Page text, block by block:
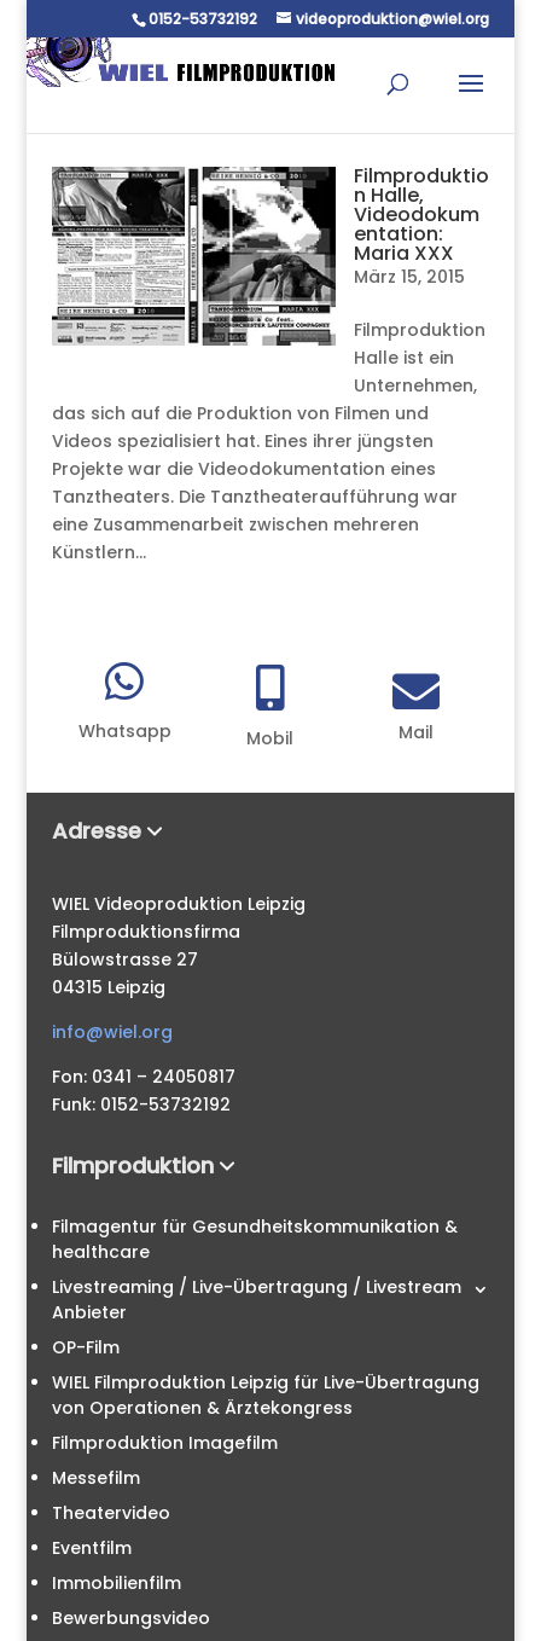
0152-53732192 videoproduktion@wiel.org
Filmproduktio
n Halle,
Videodokum
entation:
Maria XXX
März 15, 2015
Filmproduktion
Halle ist ein
Unternehmen,
das sich auf die Produktion von Filmen und
Videos spezialisiert hat. Eines ihrer jüngsten
Projekte war die Videodokumentation eines
Tanztheaters. Die Tanztheateraufführung war
eine Zusammenarbeit zwischen mehreren
Künstlern...

Whatsapp

Mobil

Mail
Adresse
WIEL Videoproduktion Leipzig
Filmproduktionsfirma
Bülowstrasse 27
04315 Leipzig
info@wiel.org
Fon: 0341 – 24050817
Funk: 0152-53732192
Filmproduktion
Filmagentur für Gesundheitskommunikation &
healthcare
Livestreaming / Live-Übertragung / Livestream
Anbieter
OP-Film
WIEL Filmproduktion Leipzig für Live-Übertragung
von Operationen & Ärztekongress
Filmproduktion Imagefilm
Messefilm
Theatervideo
Eventfilm
Immobilienfilm
Bewerbungsvideo